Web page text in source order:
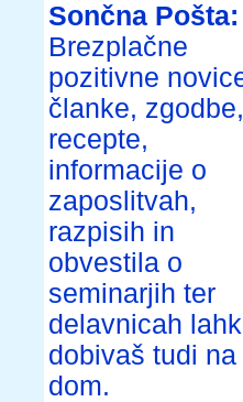
Sončna Pošta:
Brezplačne
pozitivne
članke, zgodbe,
recepte,
informacije o
zaposlitvah,
razpisih in
obvestila o
seminarjih ter
delavnicah
dobivaš tudi na
dom.